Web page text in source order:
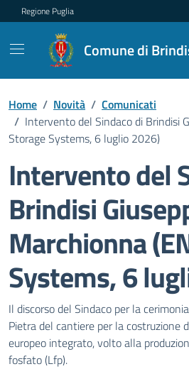
Regione Puglia
Comune di
Home / Novità / Comunicati
/ Intervento del Sindaco di Brindisi
Storage Systems, 6 luglio 2026)
Intervento del
Brindisi
Marchionna
Systems, 6
Dettagli della
Il discorso del Sindaco per la
Pietra del cantiere per la costruzione
europeo integrato, volto alla
fosfato (Lfp).